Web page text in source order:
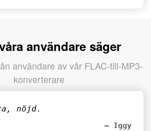
användare säger
användare av vår FLAC-till-MP3-
konverterare
nöjd.
– Iggy